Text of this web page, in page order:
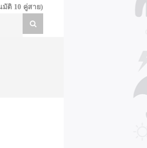
มัติ 10 คู่สาย)